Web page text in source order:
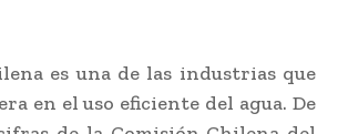
es una de las industrias que
en el uso eficiente del agua. De